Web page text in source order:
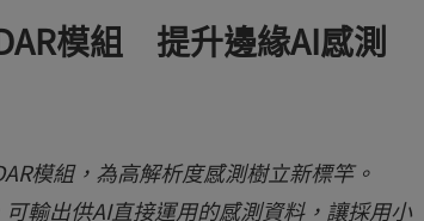
模組 提升邊緣AI感測
模組，為高解析度感測樹立新標竿。
輸出供AI直接運用的感測資料，讓採用小